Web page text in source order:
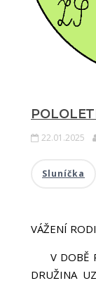
22.01.2025
Sluníčka
VÁŽENÍ
V DOBĚ
DRUŽINA